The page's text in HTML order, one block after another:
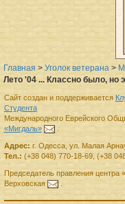
Главная > Уголок ветерана >
Лето '04 ... Классно было, но
Сайт создан и поддерживается
Студента
Международного Еврейского
«Мигдаль»
.
Адрес: г. Одесса, ул. Малая
Тел.: (+38 048) 770-18-69, (+38
Председатель правленияцентра
Верховская
.